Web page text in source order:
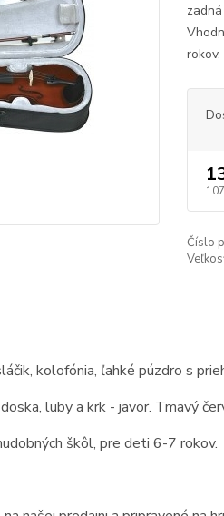
Číslo
kolofónia, ľahké púzdro s
luby a krk - javor. Tmavý
škôl, pre deti 6-7 rokov.